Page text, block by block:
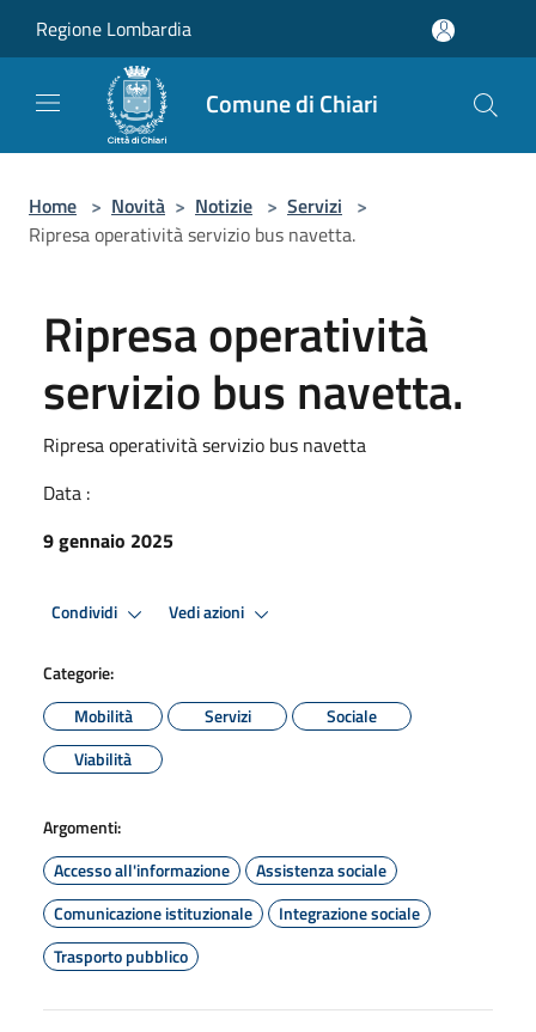
Regione Lombardia
Comune di Chiari
Home > Novità > Notizie > Servizi >
Ripresa operatività servizio bus navetta.
Ripresa operatività
servizio bus navetta.
Ripresa operatività servizio bus navetta
Data :
9 gennaio 2025
Condividi Vedi azioni
Categorie:
Mobilità
Servizi
Sociale
Viabilità
Argomenti:
Accesso all'informazione
Assistenza sociale
Comunicazione istituzionale
Integrazione sociale
Trasporto pubblico